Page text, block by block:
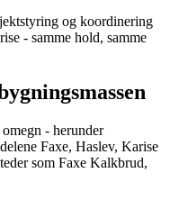
og koordinering
- samme hold, samme
- herunder
Faxe, Haslev, Karise
som Faxe Kalkbrud,